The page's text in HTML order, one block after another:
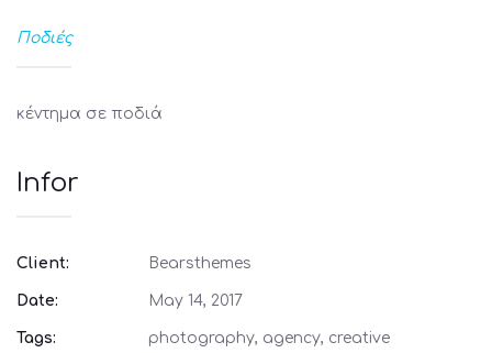
Ποδιές
κέντημα σε ποδιά
Infor
Client: Bearsthemes
Date: May 14, 2017
Tags: photography, agency, creative